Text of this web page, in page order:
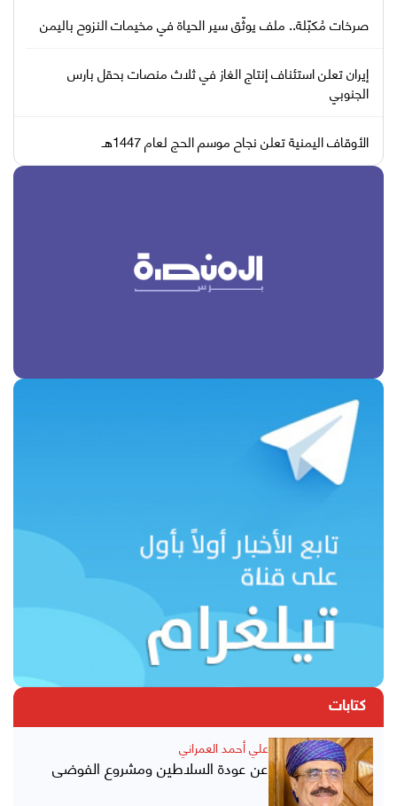
صرخات مُكبّلة.. ملف يوثّق سير الحياة في مخيمات النزوح باليمن
إيران تعلن استئناف إنتاج الغاز في ثلاث منصات بحقل بارس
الجنوبي
الأوقاف اليمنية تعلن نجاح موسم الحج لعام 1447هـ
كتابات
علي أحمد العمراني
عن عودة السلاطين ومشروع الفوضى